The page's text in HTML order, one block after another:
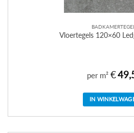
Vloertegels 120×60
per m² €
IN